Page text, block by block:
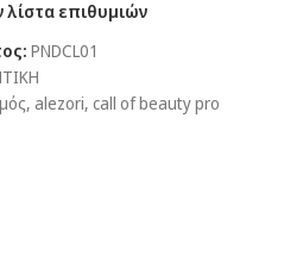
επιθυμιών
PNDCL01
, alezori, call of beauty pro